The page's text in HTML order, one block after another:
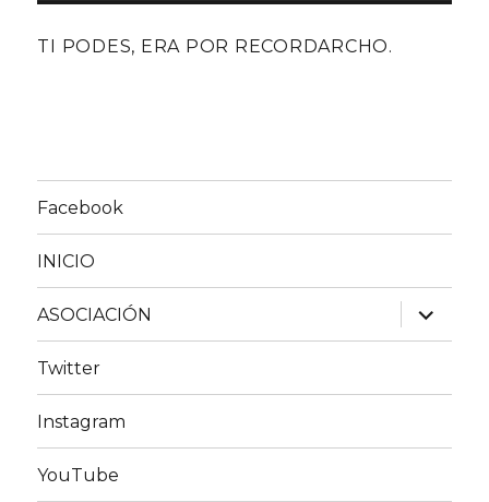
TI PODES, ERA POR RECORDARCHO.
Facebook
INICIO
ASOCIACIÓN
expande
el
menú
Twitter
Instagram
YouTube